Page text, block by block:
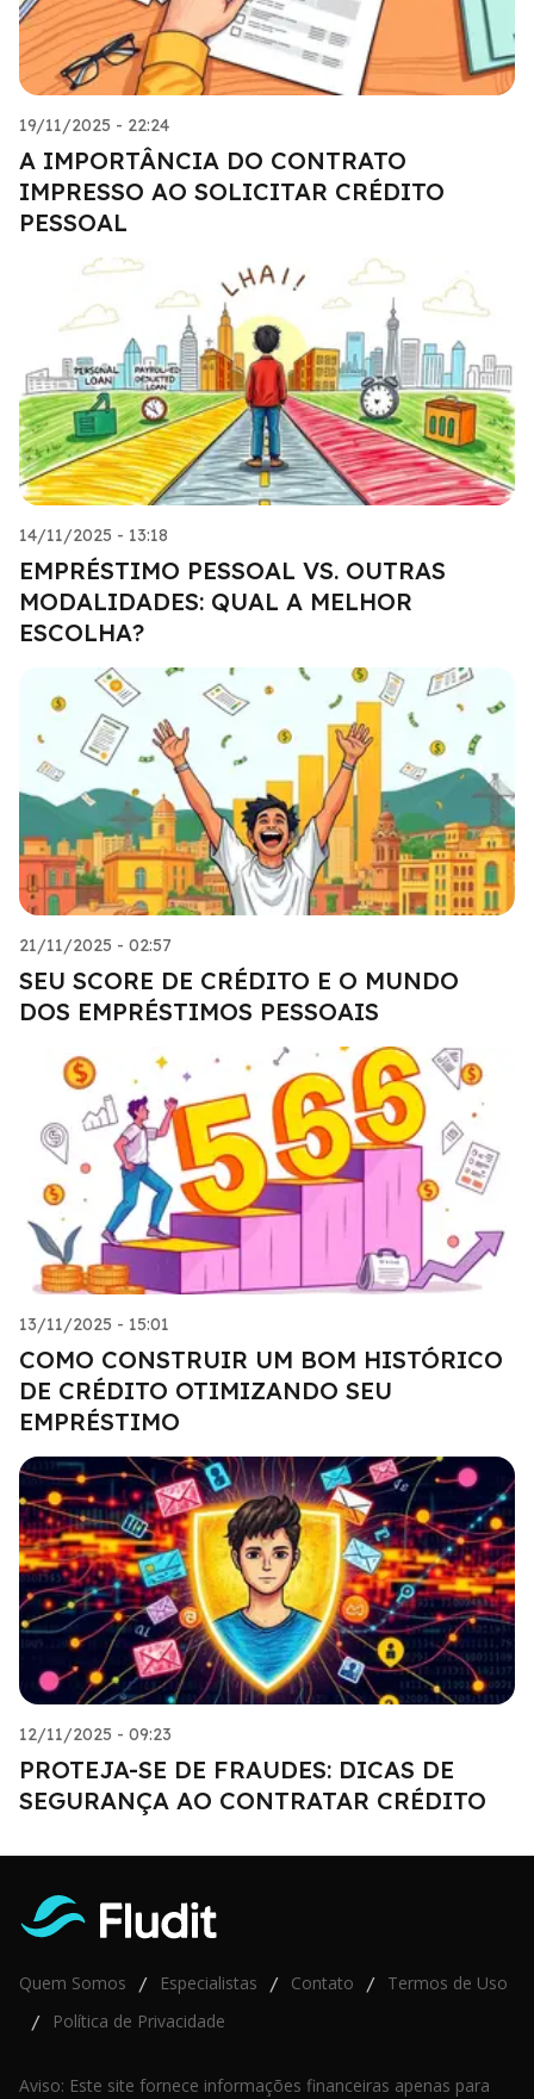
19/11/2025 - 22:24
A IMPORTÂNCIA DO CONTRATO
IMPRESSO AO SOLICITAR CRÉDITO
PESSOAL
14/11/2025 - 13:18
EMPRÉSTIMO PESSOAL VS. OUTRAS
MODALIDADES: QUAL A MELHOR
ESCOLHA?
21/11/2025 - 02:57
SEU SCORE DE CRÉDITO E O MUNDO
DOS EMPRÉSTIMOS PESSOAIS
13/11/2025 - 15:01
COMO CONSTRUIR UM BOM HISTÓRICO
DE CRÉDITO OTIMIZANDO SEU
EMPRÉSTIMO
12/11/2025 - 09:23
PROTEJA-SE DE FRAUDES: DICAS DE
SEGURANÇA AO CONTRATAR CRÉDITO
Quem Somos / Especialistas / Contato / Termos de Uso
/ Política de Privacidade
Aviso: Este site fornece informações financeiras apenas para